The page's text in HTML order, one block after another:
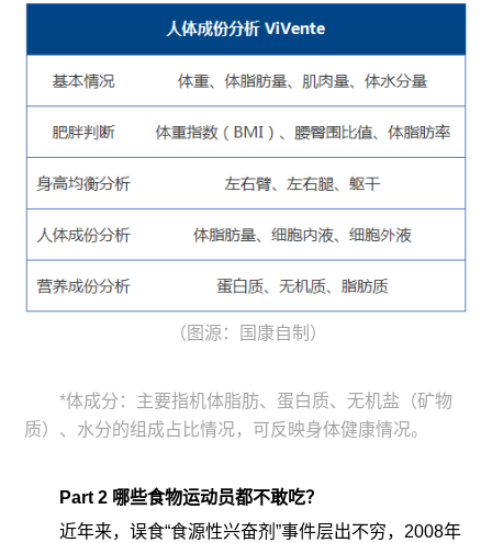
（图源：国康自制）
*体成分：主要指机体脂肪、蛋白质、无机盐（矿物
质）、水分的组成占比情况，可反映身体健康情况。
Part 2 哪些食物运动员都不敢吃？
近年来，误食“食源性兴奋剂”事件层出不穷，2008年